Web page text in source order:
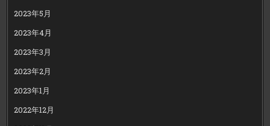
2023年5月
2023年4月
2023年3月
2023年2月
2023年1月
2022年12月